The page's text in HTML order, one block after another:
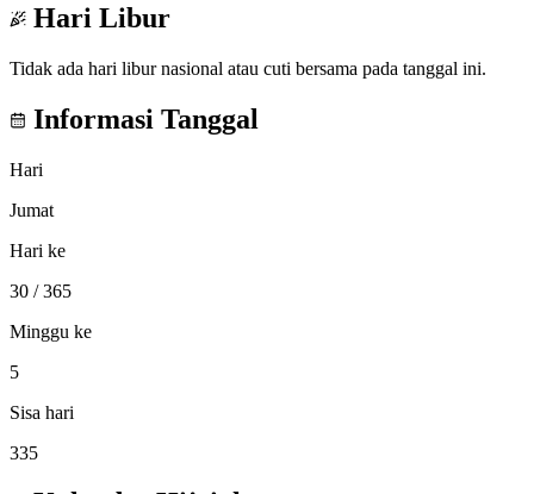
Hari Libur
Tidak ada hari libur nasional atau cuti bersama pada tanggal ini.
Informasi Tanggal
Hari
Jumat
Hari ke
30 / 365
Minggu ke
5
Sisa hari
335